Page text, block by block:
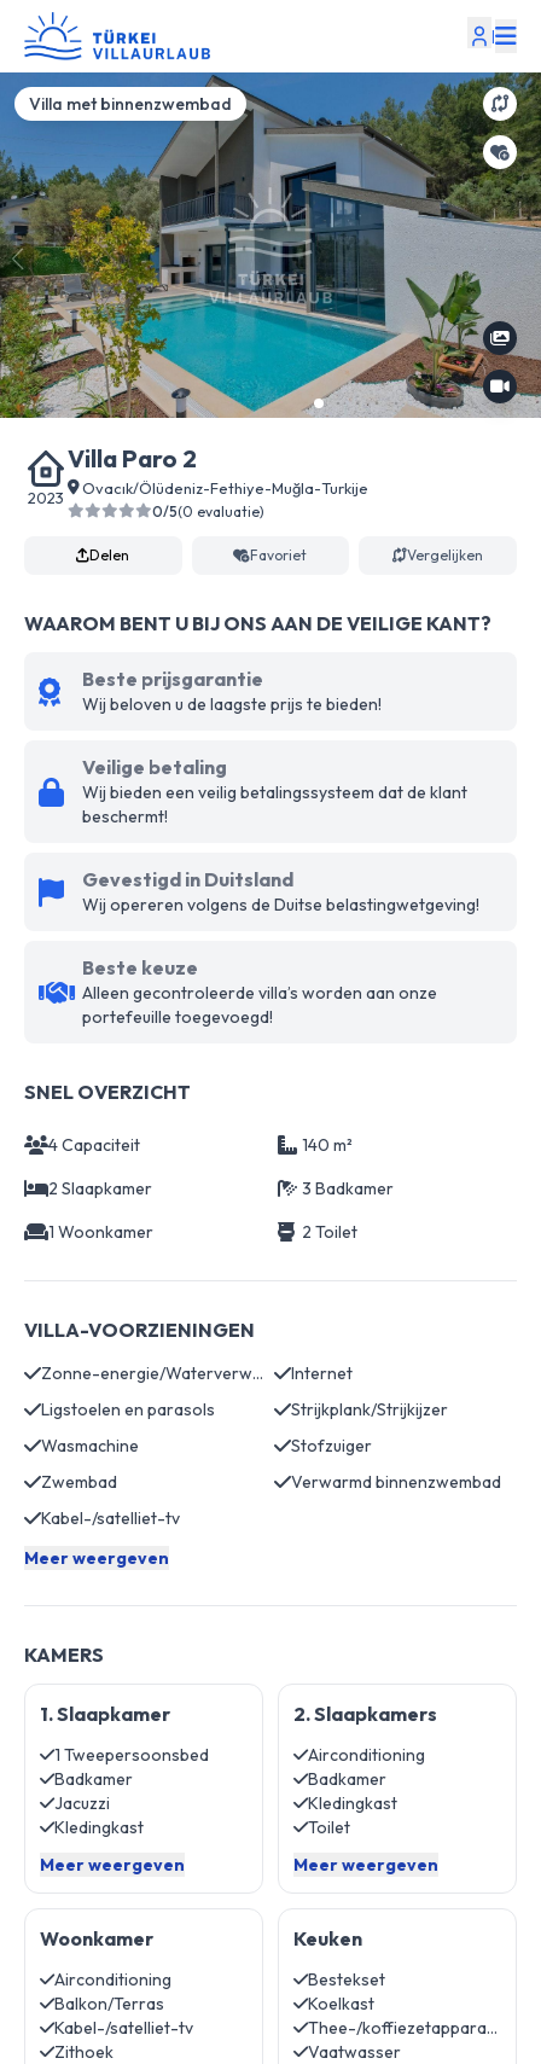
|
Villa met binnenzwembad
2023
Villa Paro 2
Ovacık/Ölüdeniz-Fethiye-Muğla-Turkije
0/5(0 evaluatie)
Delen Favoriet Vergelijken
WAAROM BENT U BIJ ONS AAN DE VEILIGE KANT?
Beste prijsgarantie
Wij beloven u de laagste prijs te bieden!
Veilige betaling
Wij bieden een veilig betalingssysteem dat de klant
beschermt!
Gevestigd in Duitsland
Wij opereren volgens de Duitse belastingwetgeving!
Beste keuze
Alleen gecontroleerde villa’s worden aan onze
portefeuille toegevoegd!
SNEL OVERZICHT
4 Capaciteit
140 m²
2 Slaapkamer
3 Badkamer
1 Woonkamer
2 Toilet
VILLA-VOORZIENINGEN
Zonne-energie/Waterverwarming
Internet
Ligstoelen en parasols
Strijkplank/Strijkijzer
Wasmachine
Stofzuiger
Zwembad
Verwarmd binnenzwembad
Kabel-/satelliet-tv
Meer weergeven
KAMERS
1. Slaapkamer
1 Tweepersoonsbed
Badkamer
Jacuzzi
Kledingkast
Meer weergeven
2. Slaapkamers
Airconditioning
Badkamer
Kledingkast
Toilet
Meer weergeven
Woonkamer
Airconditioning
Balkon/Terras
Kabel-/satelliet-tv
Zithoek
Keuken
Bestekset
Koelkast
Thee-/koffiezetapparaat
Vaatwasser